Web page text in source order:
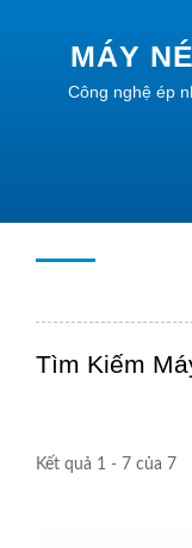
MÁY
GIẢI
Công nghệ ép
Tìm Kiếm
Kết quả 1 - 7 của 7